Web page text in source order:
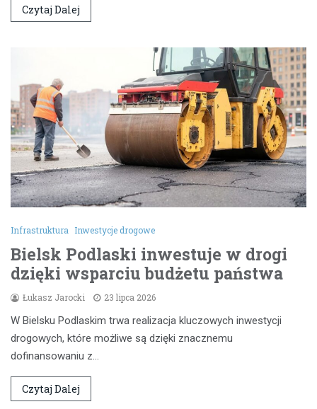
Czytaj Dalej
Infrastruktura Inwestycje drogowe
Bielsk Podlaski inwestuje w drogi
dzięki wsparciu budżetu państwa
Łukasz Jarocki 23 lipca 2026
W Bielsku Podlaskim trwa realizacja kluczowych inwestycji
drogowych, które możliwe są dzięki znacznemu
dofinansowaniu z…
Czytaj Dalej